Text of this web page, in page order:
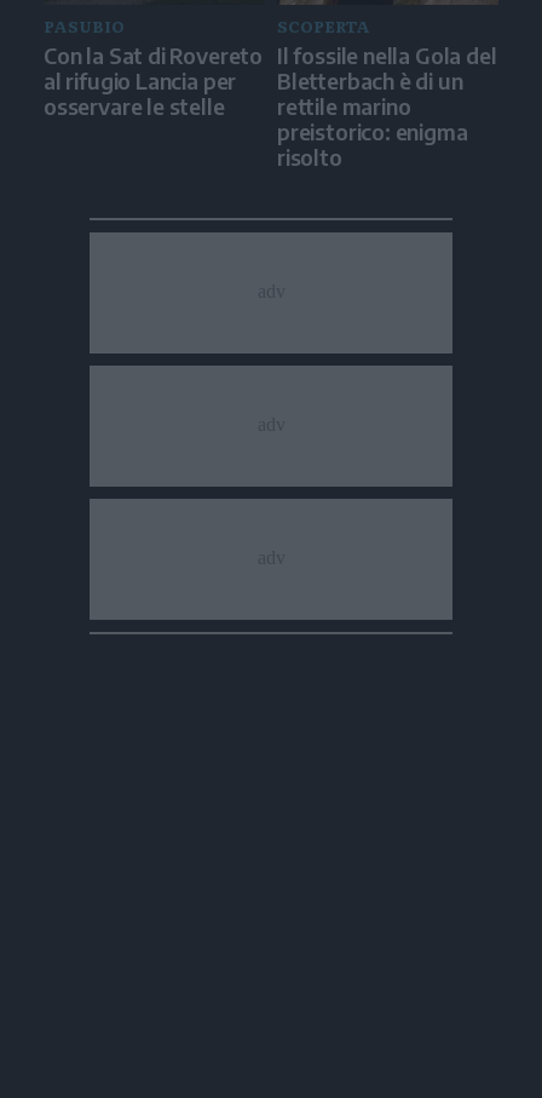
PASUBIO
Con la Sat di Rovereto
al rifugio Lancia per
osservare le stelle
SCOPERTA
Il fossile nella Gola del
Bletterbach è di un
rettile marino
preistorico: enigma
risolto